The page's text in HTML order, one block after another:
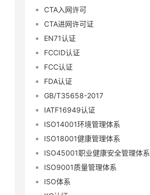
CTA入网许可
CTA进网许可证
EN71认证
FCCID认证
FCC认证
FDA认证
GB/T35658-2017
IATF16949认证
ISO14001环境管理体系
ISO18001健康管理体系
ISO45001职业健康安全管理体系
ISO9001质量管理体系
ISO体系